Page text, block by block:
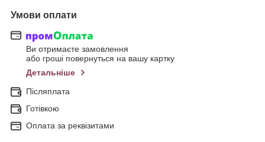
Умови оплати
Ви отримаєте замовлення
або гроші повернуться на вашу картку
Детальніше
Післяплата
Готівкою
Оплата за реквізитами